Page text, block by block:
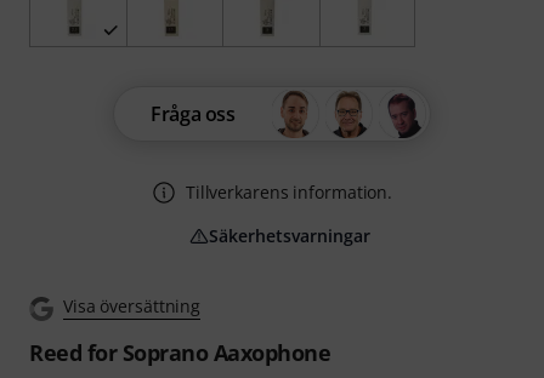
Visa översättning
Reed for Soprano Aaxophone
Fråga oss
Tillverkarens information.
Säkerhetsvarningar